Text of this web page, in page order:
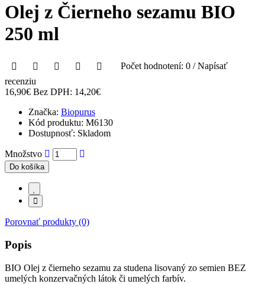
Olej z Čierneho sezamu BIO
250 ml
Počet hodnotení: 0 /Napísať
recenziu
16,90€ Bez DPH: 14,20€
Značka: Biopurus
Kód produktu: M6130
Dostupnosť: Skladom
Množstvo
Do košíka
Porovnať produkty (0)
Popis
BIO Olej z čierneho sezamu za studena lisovaný zo semien BEZ
umelých konzervačných látok či umelých farbív.